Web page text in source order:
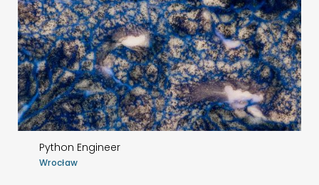
Python Engineer
Wrocław